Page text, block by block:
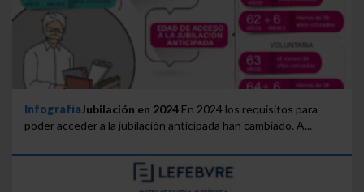
InfografíaJubilación en 2024 En 2024 los requisitos para
poder acceder a la jubilación anticipada han cambiado. A...